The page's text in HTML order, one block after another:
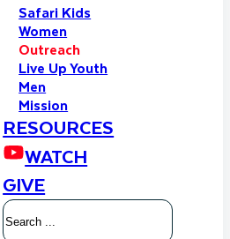
Safari Kids
Women
Outreach
Live Up Youth
Men
Mission
RESOURCES
WATCH
GIVE
Search